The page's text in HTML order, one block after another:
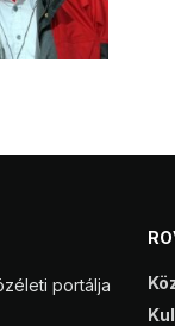
portálja